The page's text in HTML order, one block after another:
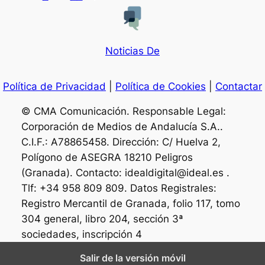
Noticias De
Política de Privacidad Política de Cookies Contactar
© CMA Comunicación. Responsable Legal:
Corporación de Medios de Andalucía S.A..
C.I.F.: A78865458. Dirección: C/ Huelva 2,
Polígono de ASEGRA 18210 Peligros
(Granada). Contacto: idealdigital@ideal.es .
Tlf: +34 958 809 809. Datos Registrales:
Registro Mercantil de Granada, folio 117, tomo
304 general, libro 204, sección 3ª
sociedades, inscripción 4
Salir de la versión móvil